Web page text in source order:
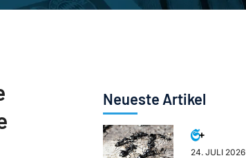
Neueste Artikel
24. JULI 2026